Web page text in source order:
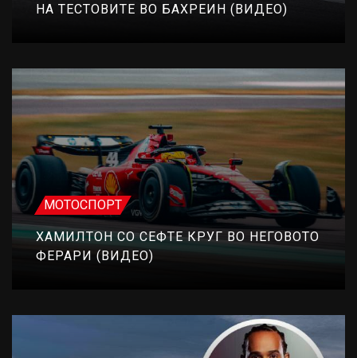
НА ТЕСТОВИТЕ ВО БАХРЕИН (ВИДЕО)
МОТОСПОРТ
ХАМИЛТОН СО СЕФТЕ КРУГ ВО НЕГОВОТО
ФЕРАРИ (ВИДЕО)